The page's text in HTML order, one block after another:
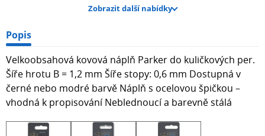
Zobrazit další nabídky
Popis
Velkoobsahová kovová náplň Parker do kuličkových per.
Šíře hrotu B = 1,2 mm Šíře stopy: 0,6 mm Dostupná v
černé nebo modré barvě Náplň s ocelovou špičkou –
vhodná k propisování Neblednoucí a barevně stálá